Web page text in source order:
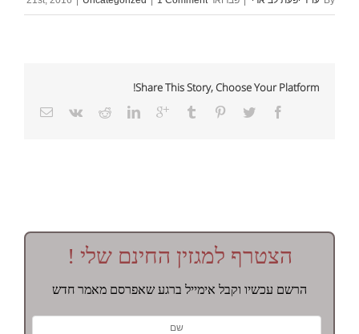
Share This Story, Choose Your Platform!
הצטרף למגזין החינם שלי !
הרשם עכשיו וקבל אימייל ברגע שאפרסם מאמר חדש